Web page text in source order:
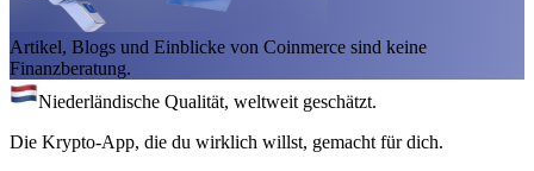
Artikel, Blogs und Einblicke von Coinmerce sind keine
Finanzberatung.
Niederländische Qualität, weltweit geschätzt.
Die Krypto-App, die du wirklich willst, gemacht für dich.